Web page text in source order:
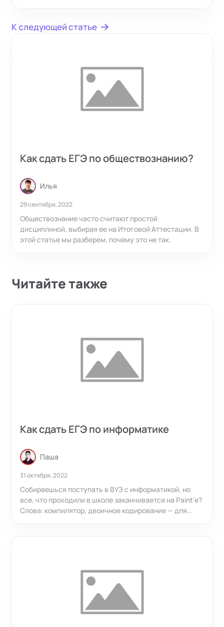
К следующей статье
Как сдать ЕГЭ по обществознанию?
Илья
29 сентября, 2022
Обществознание часто считают простой
дисциплиной, выбирая ее на Итоговой Аттестации. В
этой статье мы разберем, почему это не так.
Читайте также
Как сдать ЕГЭ по информатике
Паша
31 октября, 2022
Собираешься поступать в ВУЗ с информатикой, но
все, что проходили в школе заканчивается на Paint’е?
Слова: компилятор, двоичное кодирование — для